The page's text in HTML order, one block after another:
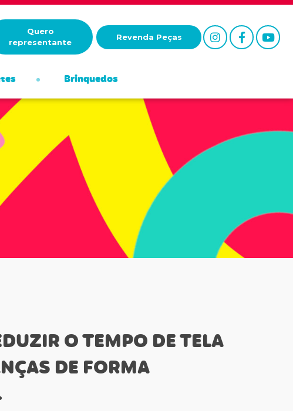
Quero
representante
Revenda Peças
Brinquedos
O TEMPO DE TELA
DE FORMA
Estar